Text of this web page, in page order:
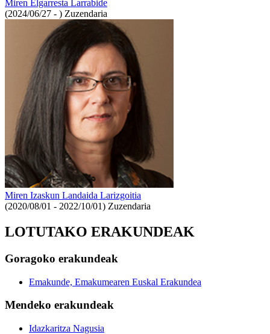
Miren Elgarresta Larrabide
(2024/06/27 - ) Zuzendaria
Miren Izaskun Landaida Larizgoitia
(2020/08/01 - 2022/10/01) Zuzendaria
LOTUTAKO ERAKUNDEAK
Goragoko erakundeak
Emakunde, Emakumearen Euskal Erakundea
Mendeko erakundeak
Idazkaritza Nagusia